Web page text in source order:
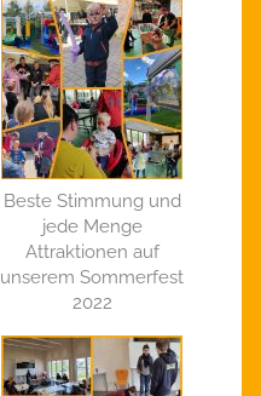
Beste Stimmung und
jede Menge
Attraktionen auf
unserem Sommerfest
2022